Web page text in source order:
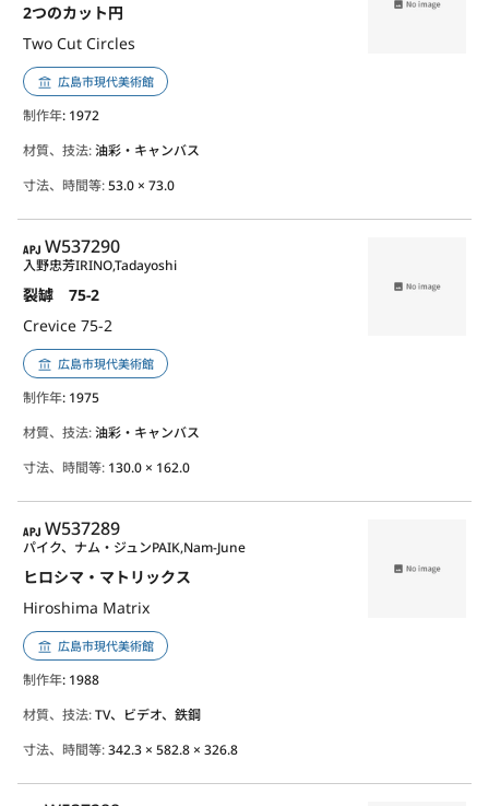
2つのカット円
Two Cut Circles
広島市現代美術館
制作年: 1972
材質、技法:油彩・キャンバス
寸法、時間等:53.0 × 73.0
APJ
W537290
裂罅 75-2
Crevice 75-2
入野忠芳IRINO,Tadayoshi
広島市現代美術館
制作年: 1975
材質、技法:油彩・キャンバス
寸法、時間等: 130.0 × 162.0
APJ
W537289
ヒロシマ・マトリックス
Hiroshima Matrix
パイク、ナム・ジュンPAIK,Nam-June
広島市現代美術館
制作年: 1988
材質、技法:TV、ビデオ、鉄鋼
寸法、時間等:342.3 × 582.8 × 326.8